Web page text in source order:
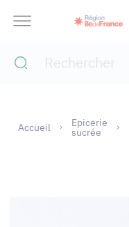
Accueil Epicerie
sucrée